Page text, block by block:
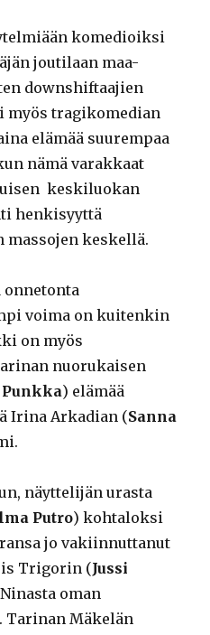
komedioiksi
joutilaan maa-
downshiftaajien
myös tragikomedian
elämää suurempaa
nämä varakkaat
keskiluokan
henkisyyttä
massojen keskellä.
onnetonta
voima on kuitenkin
on myös
nuorukaisen
) elämää
Irina Arkadian (Sanna
näyttelijän urasta
Putro) kohtaloksi
jo vakiinnuttanut
Trigorin (Jussi
oman
Tarinan Mäkelän